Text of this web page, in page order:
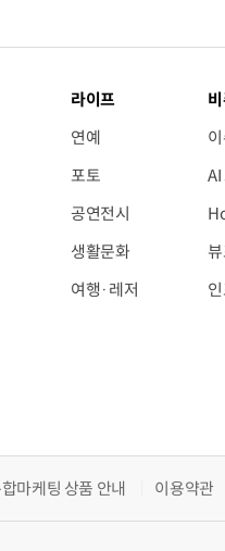
라이프
연예
포토
공연전시
생활문화
여행·레저
마케팅 상품 안내 이용약관